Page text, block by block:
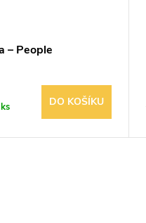
– People
DO KOŠÍKU